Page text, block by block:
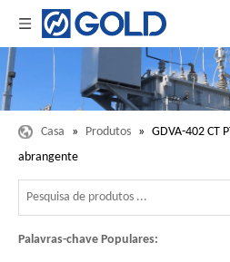
Casa » Produtos » GDVA-402 CT
abrangente
Palavras-chave Populares: